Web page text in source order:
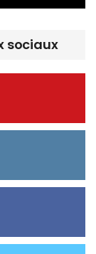
sociaux